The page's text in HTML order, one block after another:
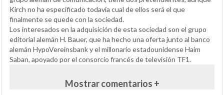
Kirch no ha especificado todavía cual de ellos será el que
finalmente se quede con la sociedad.
Los interesados en la adquisición de esta sociedad son el grupo
editorial alemán H. Bauer, que ha hecho una oferta junto al banco
alemán HypoVereinsbank y el millonario estadounidense Haim
Saban, apoyado por el consorcio francés de televisión TF1.
Mostrar comentarios +